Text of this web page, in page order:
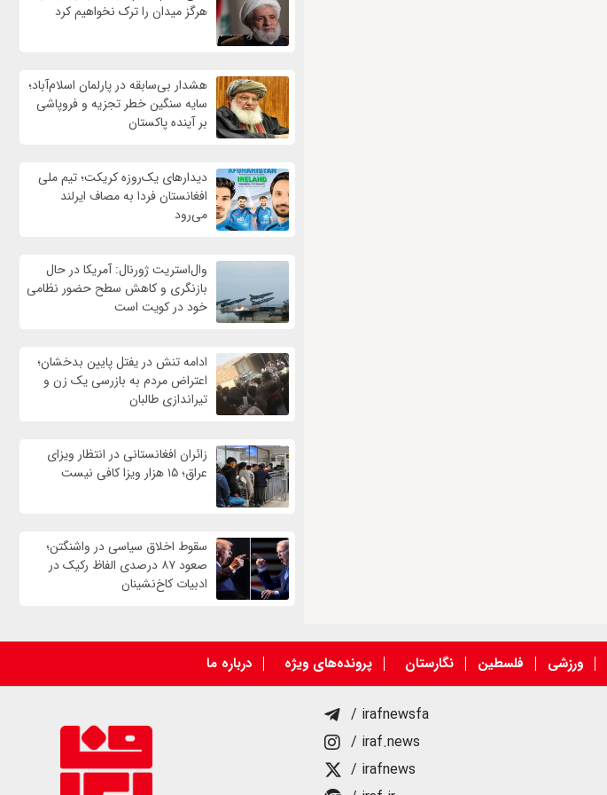
هرگز میدان را ترک نخواهیم کرد
هشدار بی‌سابقه در پارلمان اسلام‌آباد؛
سایه سنگین خطر تجزیه و فروپاشی
بر آینده پاکستان
دیدارهای یک‌روزه کریکت؛ تیم ملی
افغانستان فردا به مصاف ایرلند
می‌رود
وال‌استریت ژورنال: آمریکا در حال
بازنگری و کاهش سطح حضور نظامی
خود در کویت است
ادامه تنش در یفتل پایین بدخشان؛
اعتراض مردم به بازرسی یک زن و
تیراندازی طالبان
زائران افغانستانی در انتظار ویزای
عراق؛ ۱۵ هزار ویزا کافی نیست
سقوط اخلاق سیاسی در واشنگتن؛
صعود ۸۷ درصدی الفاظ رکیک در
ادبیات کاخ‌نشینان
ورزشی فلسطین نگارستان پرونده‌های ویژه درباره ما
/ irafnewsfa
/ iraf.news
/ irafnews